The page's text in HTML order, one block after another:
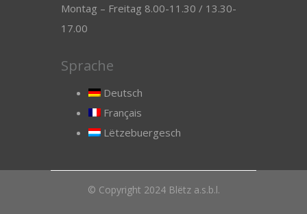
Montag – Freitag 8.00-11.30 / 13.30-
17.00
Sprache
Deutsch
Français
Lëtzebuergesch
© Copyright 2024 Blëtz a.s.b.l.